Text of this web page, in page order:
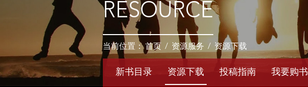
RESOURCE
当前位置：首页 / 资源服务 / 资源下载
新书目录 资源下载 投稿指南 我要购书